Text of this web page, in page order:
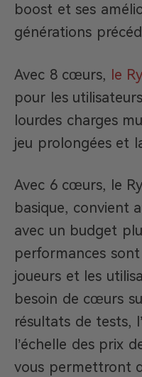
boost et ses
générations
Avec 8 cœurs, le
pour les
lourdes charges
jeu prolongées et
Avec 6 cœurs, le
basique, convient
avec un budget
performances
joueurs et les
besoin de cœurs
résultats de tests,
l’échelle des prix
vous permettront